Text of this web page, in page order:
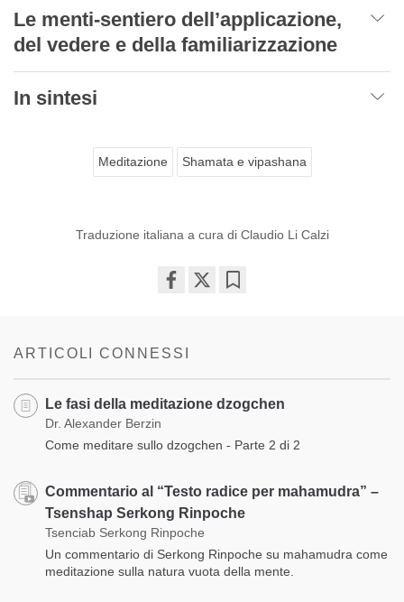
Le menti-sentiero dell’applicazione,
del vedere e della familiarizzazione
In sintesi
Meditazione Shamata e vipashana
Traduzione italiana a cura di Claudio Li Calzi
ARTICOLI CONNESSI
Le fasi della meditazione dzogchen
Dr. Alexander Berzin
Come meditare sullo dzogchen - Parte 2 di 2
Commentario al “Testo radice per mahamudra” –
Tsenshap Serkong Rinpoche
Tsenciab Serkong Rinpoche
Un commentario di Serkong Rinpoche su mahamudra come
meditazione sulla natura vuota della mente.